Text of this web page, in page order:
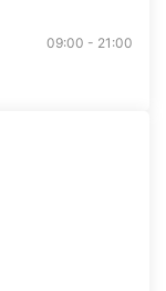
09:00 - 21:00